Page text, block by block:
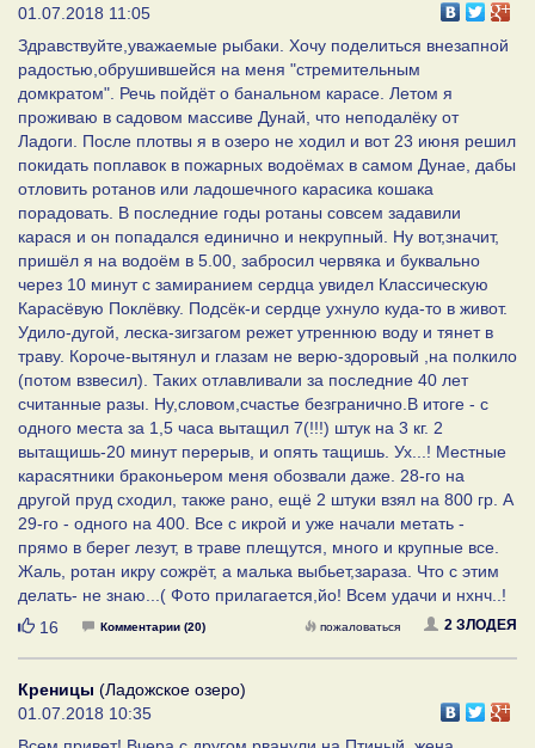
01.07.2018 11:05
Здравствуйте,уважаемые рыбаки. Хочу поделиться внезапной
радостью,обрушившейся на меня "стремительным
домкратом". Речь пойдёт о банальном карасе. Летом я
проживаю в садовом массиве Дунай, что неподалёку от
Ладоги. После плотвы я в озеро не ходил и вот 23 июня решил
покидать поплавок в пожарных водоёмах в самом Дунае, дабы
отловить ротанов или ладошечного карасика кошака
порадовать. В последние годы ротаны совсем задавили
карася и он попадался единично и некрупный. Ну вот,значит,
пришёл я на водоём в 5.00, забросил червяка и буквально
через 10 минут с замиранием сердца увидел Классическую
Карасёвую Поклёвку. Подсёк-и сердце ухнуло куда-то в живот.
Удило-дугой, леска-зигзагом режет утреннюю воду и тянет в
траву. Короче-вытянул и глазам не верю-здоровый ,на полкило
(потом взвесил). Таких отлавливали за последние 40 лет
считанные разы. Ну,словом,счастье безгранично.В итоге - с
одного места за 1,5 часа вытащил 7(!!!) штук на 3 кг. 2
вытащишь-20 минут перерыв, и опять тащишь. Ух...! Местные
карасятники браконьером меня обозвали даже. 28-го на
другой пруд сходил, также рано, ещё 2 штуки взял на 800 гр. А
29-го - одного на 400. Все с икрой и уже начали метать -
прямо в берег лезут, в траве плещутся, много и крупные все.
Жаль, ротан икру сожрёт, а малька выбьет,зараза. Что с этим
делать- не знаю...( Фото прилагается,йо! Всем удачи и нхнч..!
Нравится
16 Комментарии (20) 2 ЗЛОДЕЯ
пожаловаться
Креницы (Ладожское озеро)
01.07.2018 10:35